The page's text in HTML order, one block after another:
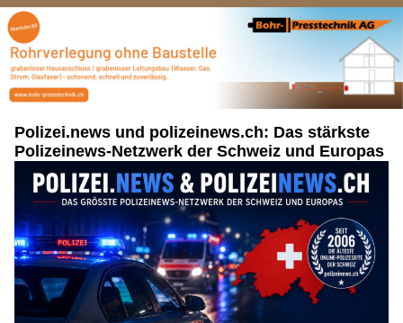
Polizei.news und polizeinews.ch: Das stärkste
Polizeinews-Netzwerk der Schweiz und Europas